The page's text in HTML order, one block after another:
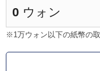
0 ウォン
※1万ウォン以下の紙幣の